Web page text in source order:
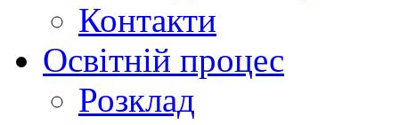
Контакти
Освітній процес
Розклад